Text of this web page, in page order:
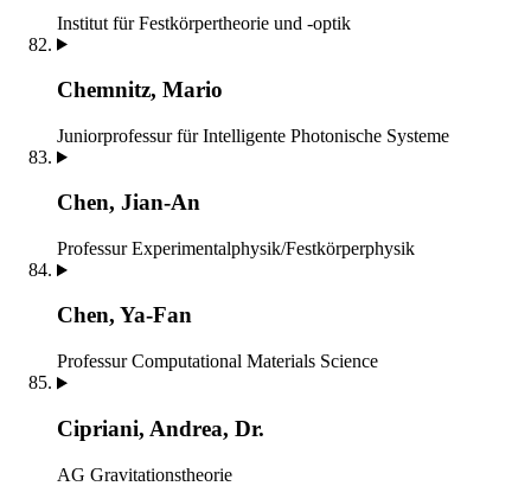
Institut für Festkörpertheorie und -optik
Chemnitz, Mario
Juniorprofessur für Intelligente Photonische Systeme
Chen, Jian-An
Professur Experimentalphysik/Festkörperphysik
Chen, Ya-Fan
Professur Computational Materials Science
Cipriani, Andrea, Dr.
AG Gravitationstheorie